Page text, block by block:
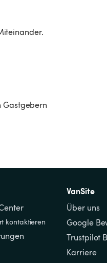
Gastgebern
kontaktieren
VanSite
Über uns
Google
Trustpilot
Karriere